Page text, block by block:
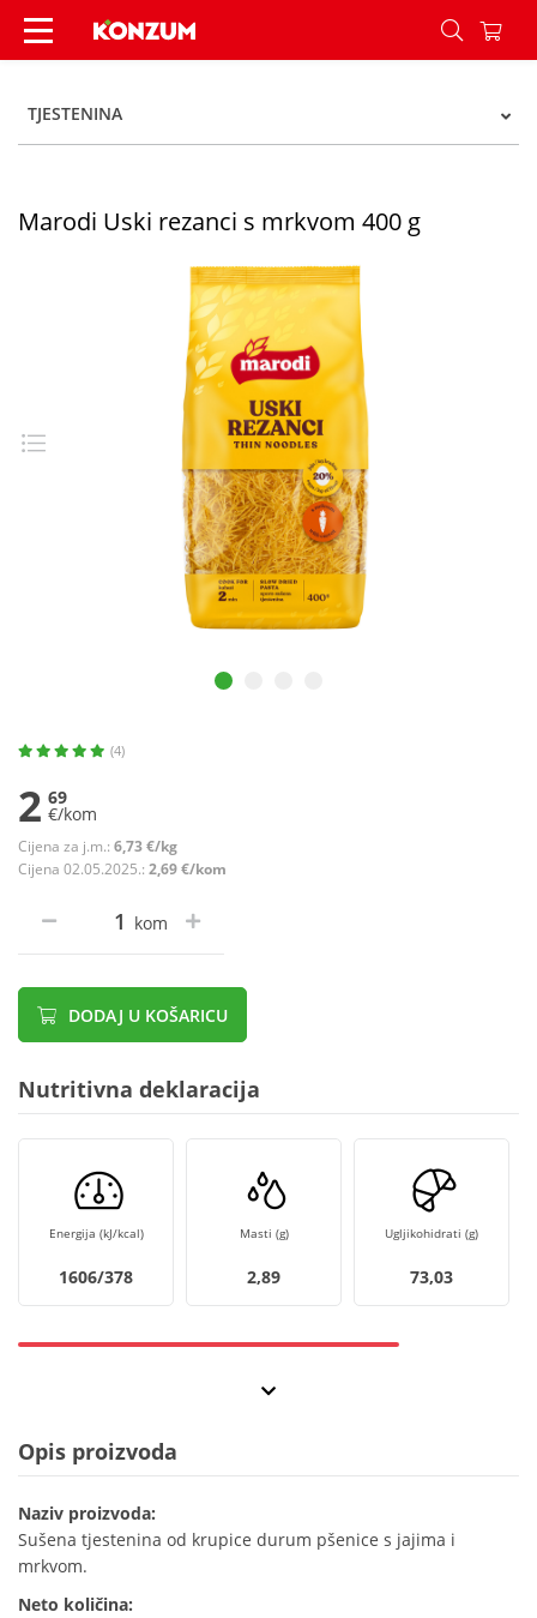
Marodi Uski rezanci s mrkvom 400 g - Konzum
TJESTENINA
Marodi Uski rezanci s mrkvom 400 g
(4)
2 69
€/kom
Cijena za j.m.: 6,73 €/kg
Cijena 02.05.2025.: 2,69 €/kom
kom
DODAJ U KOŠARICU
Nutritivna deklaracija
Energija (kJ/kcal)
1606/378
Masti (g)
2,89
Ugljikohidrati (g)
73,03
Opis proizvoda
Naziv proizvoda:
Sušena tjestenina od krupice durum pšenice s jajima i
mrkvom.
Neto količina: